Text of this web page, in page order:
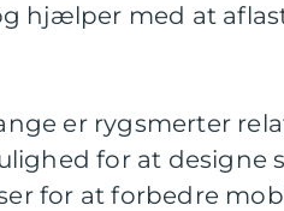
hjælper med at
er rygsmerter
for at designe
for at forbedre